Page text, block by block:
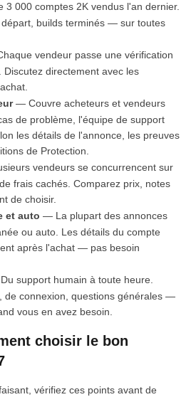
3 000 comptes 2K vendus l'an dernier.
builds terminés — sur toutes
vendeur passe une vérification
directement avec les
— Couvre acheteurs et vendeurs
de problème, l'équipe de support
les détails de l'annonce, les preuves
de Protection.
vendeurs se concurrencent sur
frais cachés. Comparez prix, notes
de choisir.
et auto — La plupart des annonces
ou auto. Les détails du compte
après l'achat — pas besoin
support humain à toute heure.
de connexion, questions générales —
vous en avez besoin.
choisir le bon
vérifiez ces points avant de